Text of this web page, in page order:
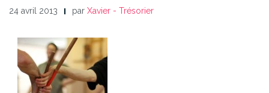
24 avril 2013 par Xavier - Trésorier